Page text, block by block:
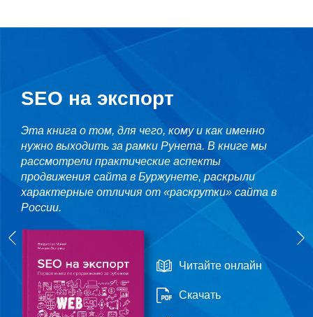
SEO на экспорт
Эта книга о том, для чего, кому и как именно
нужно выходить за рамки Рунета. В книге мы
рассмотрели практические аспекты
продвижения сайта в Буржунете, раскрыли
характерные отличия от «раскрутки» сайта в
России.
Читайте онлайн
Скачать